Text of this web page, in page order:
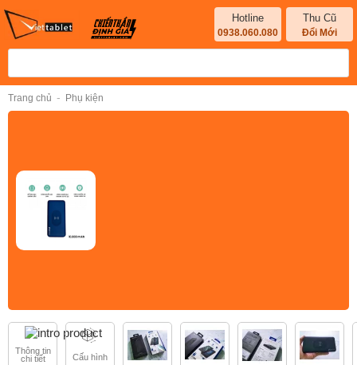
Hotline
0938.060.080
Thu Cũ
Đổi Mới
Trang chủ - Phụ kiện
Thông tin
chi tiết
Cấu hình